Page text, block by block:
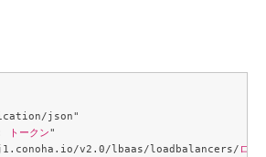
json"
トークン"
v2.0/lbaas/loadbalancers/ ロー